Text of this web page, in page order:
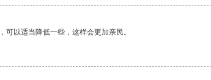
可以适当降低一些，这样会更加亲民。